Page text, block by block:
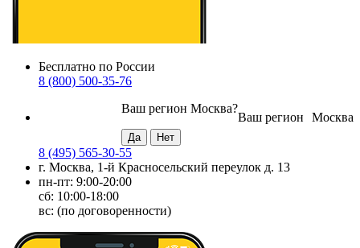
Бесплатно по России
8 (800) 500-35-76
Москва
Ваш регион
Ваш регион Москва?
8 (495) 565-30-55
г. Москва, 1-й Красносельский переулок д. 13
пн-пт: 9:00-20:00
сб: 10:00-18:00
вс: (по договоренности)